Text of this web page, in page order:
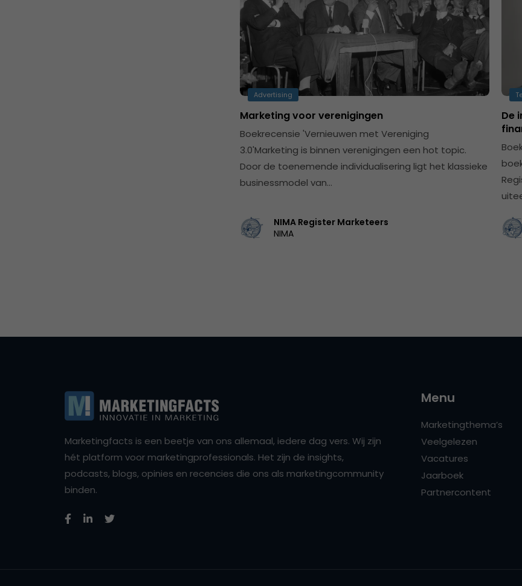
Advertising
Marketing voor verenigingen
Boekrecensie 'Vernieuwen met Vereniging
3.0'Marketing is binnen verenigingen een hot topic.
Door de toenemende individualisering ligt het klassieke
businessmodel van…
NIMA Register Marketeers
NIMA
De
Marketingfacts is een beetje van ons allemaal, iedere dag vers. Wij zijn
hét platform voor marketingprofessionals. Het zijn de insights,
podcasts, blogs, opinies en recencies die ons als marketingcommunity
binden.
Menu
Marketingthema’s
Veelgelezen
Vacatures
Jaarboek
Partnercontent